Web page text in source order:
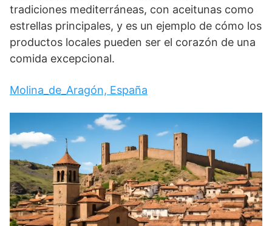
tradiciones mediterráneas, con aceitunas como
estrellas principales, y es un ejemplo de cómo los
productos locales pueden ser el corazón de una
comida excepcional.
Molina_de_Aragón, España